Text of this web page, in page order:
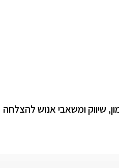
שיווק ומשאבי אנוש להצלחה